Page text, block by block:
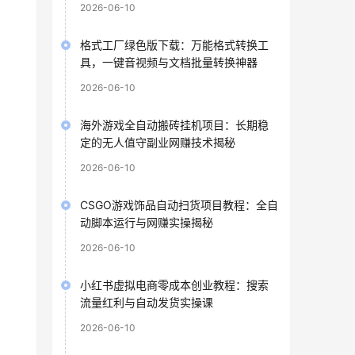
2026-06-10
格式工厂绿色版下载：万能格式转换工
具，一键音视频与文档批量转换神器
2026-06-10
海外游戏全自动搬砖挂机项目：长期稳
定的无人值守副业网赚技术揭秘
2026-06-10
CSGO游戏饰品自动扫货项目教程：全自
动脚本运行与网赚实操揭秘
2026-06-10
小红书虚拟电商零成本创业教程：搜索
流量红利与自动发货实操课
2026-06-10